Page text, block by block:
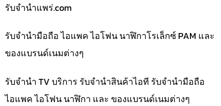
รับจํานําแพร่.com
รับจำนำมือถือ ไอแพค ไอโฟน นาฬิกาโรเล็กซ์ PAM และ
ของแบรนด์เนมต่างๆ
รับจำนำ TV บริการ รับจำนำสินค้าไอที รับจำนำมือถือ
ไอแพค ไอโฟน นาฬิกา และ ของแบรนด์เนมต่างๆ